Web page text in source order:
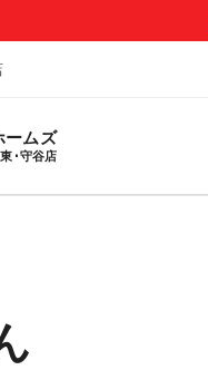
ームズ
･守谷店